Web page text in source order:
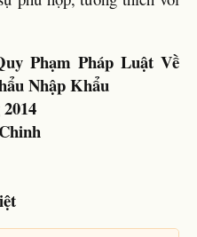
Phạm Pháp Luật Về
Nhập Khẩu